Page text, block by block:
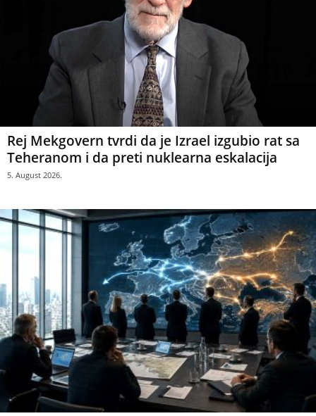
Rej Mekgovern tvrdi da je Izrael izgubio rat sa
Teheranom i da preti nuklearna eskalacija
5. August 2026.